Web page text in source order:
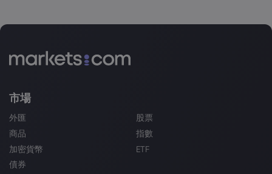
市場
外匯
股票
商品
指數
加密貨幣
ETF
債券